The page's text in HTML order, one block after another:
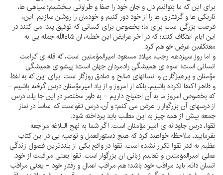
براى اين كه ما بتوانيم دل و جان خود را صفا و طراوتى ببخشيم؛ سياهى ها،
تاريكى ها و گرفتارى ها را از خود دور كنيم و خودمان را روشن سازيم. اين،
فرصت بزرگى است براى ما؛ بخصوص براى كسانى كه توفيق پيدا مى كنند در
اين ايام اعتكاف كنند؛ كه در آخر عرايض اين خطبه، ان شاءاللَّه جمله يى به
معتكفين عرض خواهم كرد.
و اما روز سيزدهم رجب، ميلاد مسعود اميرالمؤمنين است، كه قله ى كرامت
انسانى است؛ اسوه ى هميشگى رادمردان جهان است؛ پيشواى هميشگى
مؤمنان و پرهيزگاران و انسانهاى صالح و صادق روزگار است. براى اين كه به لفظ
و ظاهر اكتفا نكرده باشيم، بلكه از امروز و از ياد اميرمؤمنان درس گرفته باشيم -
كه بخصوص امروز ما به آن احتياج داريم - به طور مختصر در اين جا يك درس
از درسهاى آن بزرگوار را عرض مى كنم؛ و آن، درس تقواست كه اساساً در نماز
جمعه بيش از همه چيز به اين مطلب بايد پرداخته شود.
تقوا، درس جاودانه ى امير مؤمنان است. اگر شما به نهج البلاغه مراجعه
بفرماييد، ملاحظه خواهيد كرد كه هيچ دستورالعمل و توصيه يى در اين كتاب
عظيم به قدر تقوا تكرار نشده است. تقوا در واقع يكى از بلندترين فصول زندگى
عملى اميرالمؤمنين و تعاليم زبانى آن بزرگوار است. تقوا يعنى مراقبت از خود.
انسان دائم بايد مراقب خود باشد؛ هم مراقب اعمال و رفتار خود - يعنى مراقب